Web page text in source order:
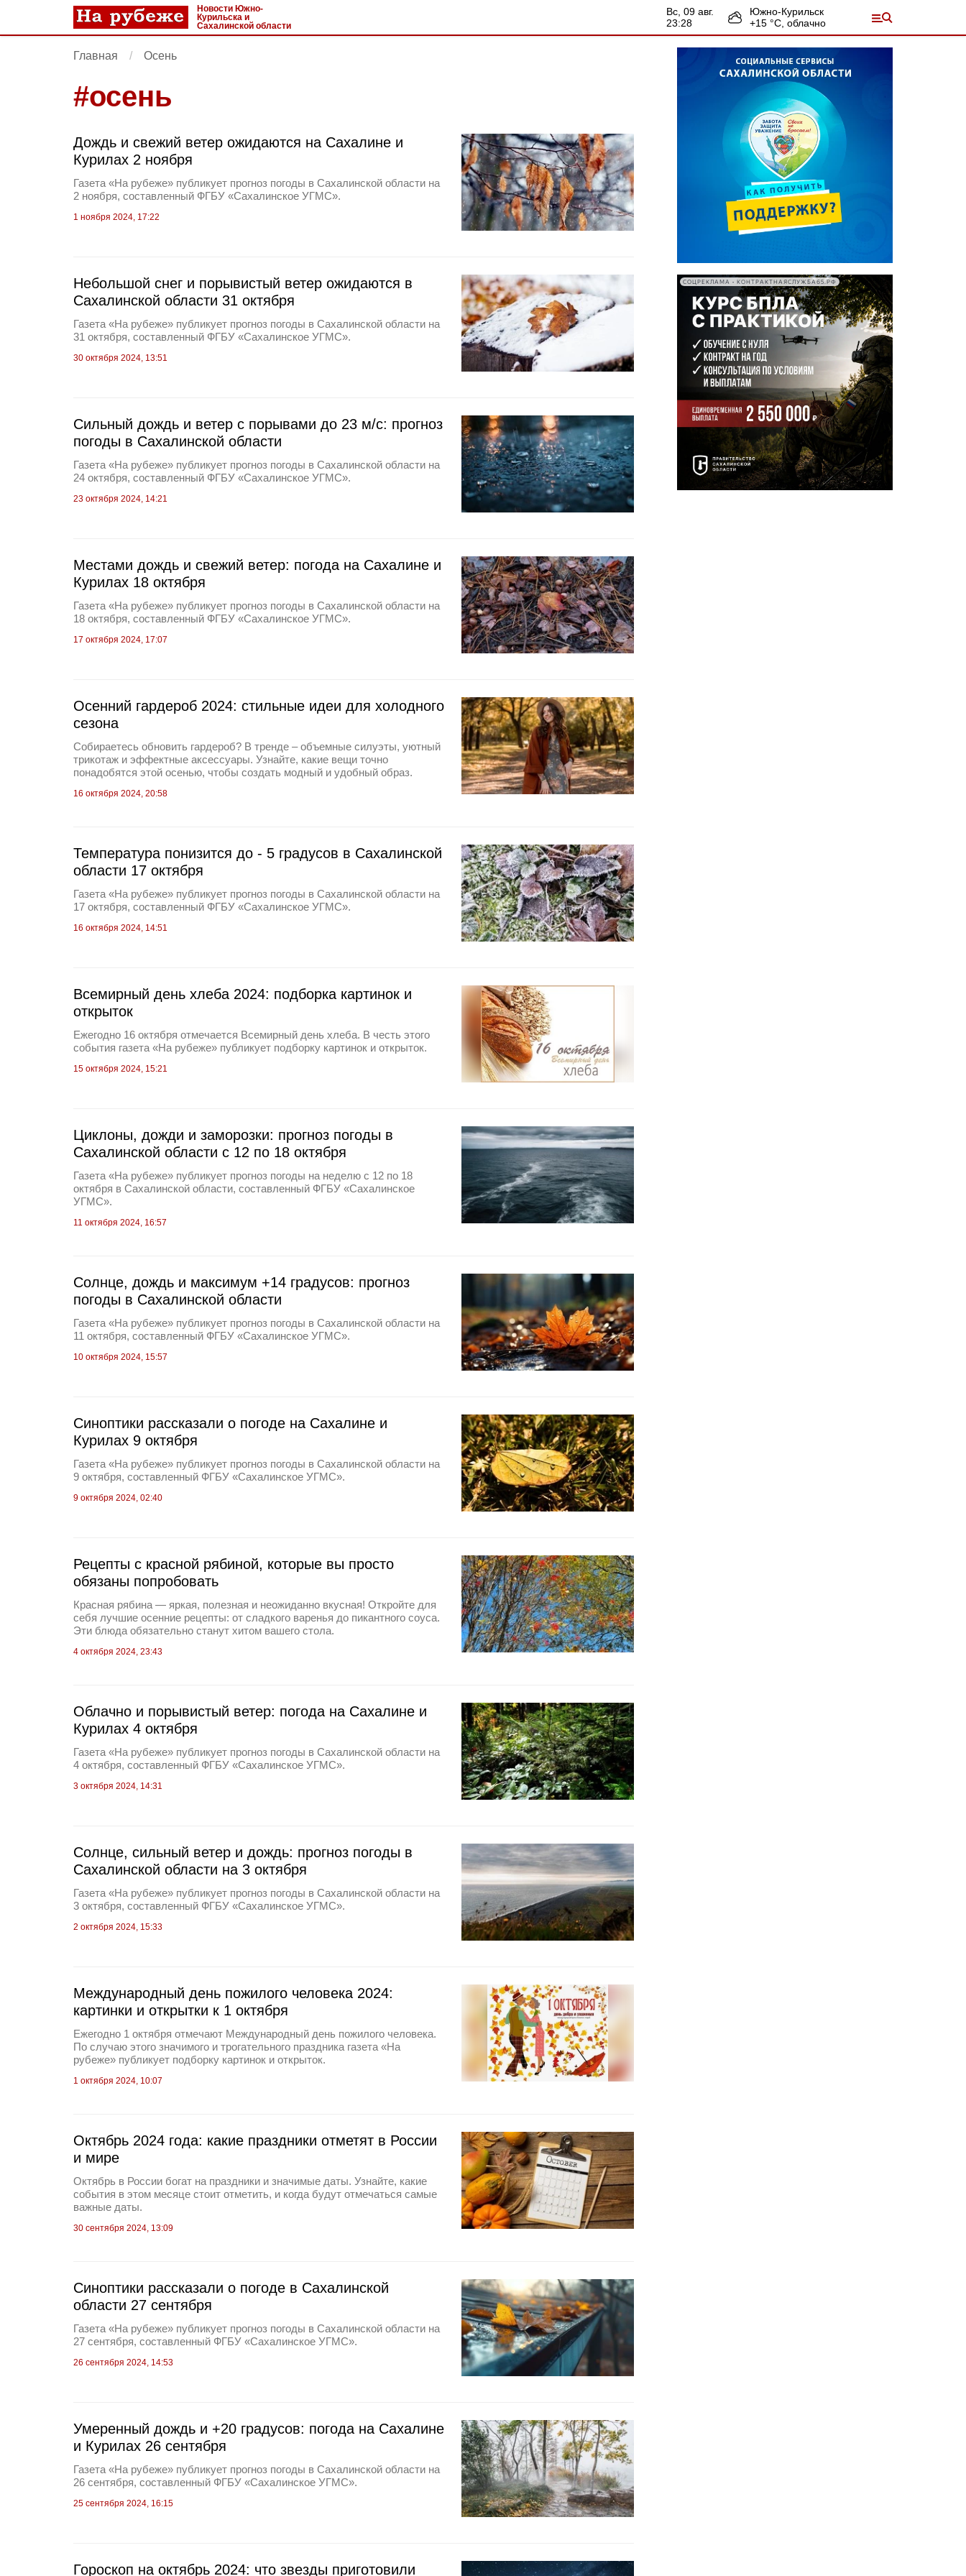
Новости Южно-
Курильска и
Сахалинской области
вс, 09 авг.
23:28
Южно-Курильск
+15 °С, облачно
Главная Осень
#осень
Дождь и свежий ветер ожидаются на Сахалине и
Курилах 2 ноября
Газета «На рубеже» публикует прогноз погоды в Сахалинской области на
2 ноября, составленный ФГБУ «Сахалинское УГМС».
1 ноября 2024, 17:22
Небольшой снег и порывистый ветер ожидаются в
Сахалинской области 31 октября
Газета «На рубеже» публикует прогноз погоды в Сахалинской области на
31 октября, составленный ФГБУ «Сахалинское УГМС».
30 октября 2024, 13:51
Сильный дождь и ветер с порывами до 23 м/c: прогноз
погоды в Сахалинской области
Газета «На рубеже» публикует прогноз погоды в Сахалинской области на
24 октября, составленный ФГБУ «Сахалинское УГМС».
23 октября 2024, 14:21
Местами дождь и свежий ветер: погода на Сахалине и
Курилах 18 октября
Газета «На рубеже» публикует прогноз погоды в Сахалинской области на
18 октября, составленный ФГБУ «Сахалинское УГМС».
17 октября 2024, 17:07
Осенний гардероб 2024: стильные идеи для холодного
сезона
Собираетесь обновить гардероб? В тренде – объемные силуэты, уютный
трикотаж и эффектные аксессуары. Узнайте, какие вещи точно
понадобятся этой осенью, чтобы создать модный и удобный образ.
16 октября 2024, 20:58
Температура понизится до - 5 градусов в Сахалинской
области 17 октября
Газета «На рубеже» публикует прогноз погоды в Сахалинской области на
17 октября, составленный ФГБУ «Сахалинское УГМС».
16 октября 2024, 14:51
Всемирный день хлеба 2024: подборка картинок и
открыток
Ежегодно 16 октября отмечается Всемирный день хлеба. В честь этого
события газета «На рубеже» публикует подборку картинок и открыток.
15 октября 2024, 15:21
Циклоны, дожди и заморозки: прогноз погоды в
Сахалинской области с 12 по 18 октября
Газета «На рубеже» публикует прогноз погоды на неделю с 12 по 18
октября в Сахалинской области, составленный ФГБУ «Сахалинское
УГМС».
11 октября 2024, 16:57
Солнце, дождь и максимум +14 градусов: прогноз
погоды в Сахалинской области
Газета «На рубеже» публикует прогноз погоды в Сахалинской области на
11 октября, составленный ФГБУ «Сахалинское УГМС».
10 октября 2024, 15:57
Синоптики рассказали о погоде на Сахалине и
Курилах 9 октября
Газета «На рубеже» публикует прогноз погоды в Сахалинской области на
9 октября, составленный ФГБУ «Сахалинское УГМС».
9 октября 2024, 02:40
Рецепты с красной рябиной, которые вы просто
обязаны попробовать
Красная рябина — яркая, полезная и неожиданно вкусная! Откройте для
себя лучшие осенние рецепты: от сладкого варенья до пикантного соуса.
Эти блюда обязательно станут хитом вашего стола.
4 октября 2024, 23:43
Облачно и порывистый ветер: погода на Сахалине и
Курилах 4 октября
Газета «На рубеже» публикует прогноз погоды в Сахалинской области на
4 октября, составленный ФГБУ «Сахалинское УГМС».
3 октября 2024, 14:31
Солнце, сильный ветер и дождь: прогноз погоды в
Сахалинской области на 3 октября
Газета «На рубеже» публикует прогноз погоды в Сахалинской области на
3 октября, составленный ФГБУ «Сахалинское УГМС».
2 октября 2024, 15:33
Международный день пожилого человека 2024:
картинки и открытки к 1 октября
Ежегодно 1 октября отмечают Международный день пожилого человека.
По случаю этого значимого и трогательного праздника газета «На
рубеже» публикует подборку картинок и открыток.
1 октября 2024, 10:07
Октябрь 2024 года: какие праздники отметят в России
и мире
Октябрь в России богат на праздники и значимые даты. Узнайте, какие
события в этом месяце стоит отметить, и когда будут отмечаться самые
важные даты.
30 сентября 2024, 13:09
Синоптики рассказали о погоде в Сахалинской
области 27 сентября
Газета «На рубеже» публикует прогноз погоды в Сахалинской области на
27 сентября, составленный ФГБУ «Сахалинское УГМС».
26 сентября 2024, 14:53
Умеренный дождь и +20 градусов: погода на Сахалине
и Курилах 26 сентября
Газета «На рубеже» публикует прогноз погоды в Сахалинской области на
26 сентября, составленный ФГБУ «Сахалинское УГМС».
25 сентября 2024, 16:15
Гороскоп на октябрь 2024: что звезды приготовили
СОЦРЕКЛАМА • КОНТРАКТНАЯСЛУЖБА65.РФ